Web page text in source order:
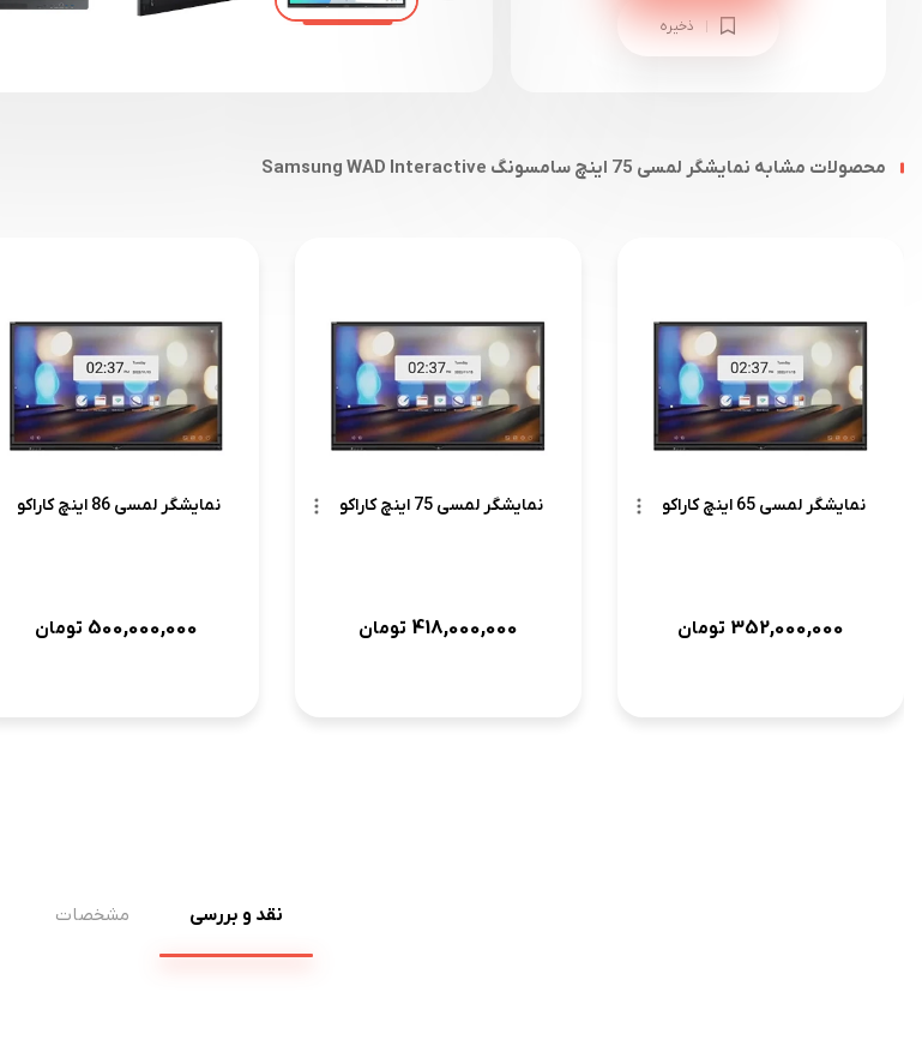
ذخیره
محصولات مشابه نمایشگر لمسی 75 اینچ سامسونگ Samsung WAD Interactive
نمایشگر لمسی 65 اینچ کاراکو
352,000,000 تومان
نمایشگر لمسی 75 اینچ کاراکو
418,000,000 تومان
نمایشگر لمسی 86 اینچ کاراکو
500,000,000 تومان
نقد و بررسی مشخصات